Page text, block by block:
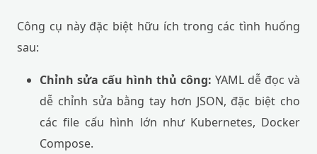
Công cụ này đặc biệt hữu ích trong các tình huống
sau:
Chỉnh sửa cấu hình thủ công: YAML dễ đọc và
dễ chỉnh sửa bằng tay hơn JSON, đặc biệt cho
các file cấu hình lớn như Kubernetes, Docker
Compose.